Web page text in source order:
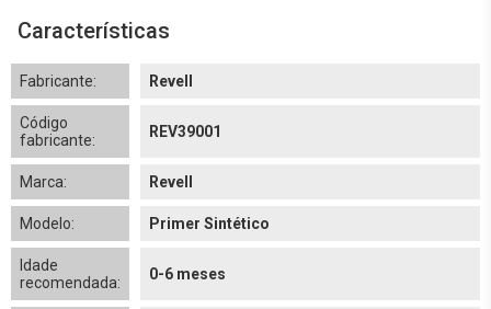
Características
Fabricante: Revell
Código
fabricante:
REV39001
Marca: Revell
Modelo: Primer Sintético
Idade
recomendada:
0-6 meses